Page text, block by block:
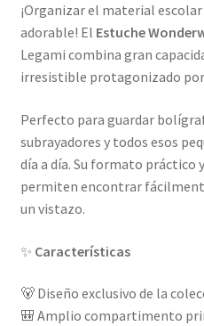
¡Organizar el material
adorable! El Estuche
Legami combina gran
irresistible protagonizado
Perfecto para guardar
subrayadores y todos esos
día a día. Su formato práctico
permiten encontrar
un vistazo.
✨ Características
🐻 Diseño exclusivo de la
🎒 Amplio compartimento